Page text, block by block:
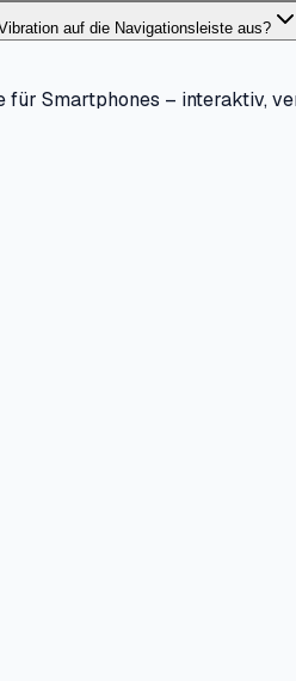
auf die Navigationsleiste aus?
Smartphones – interaktiv,